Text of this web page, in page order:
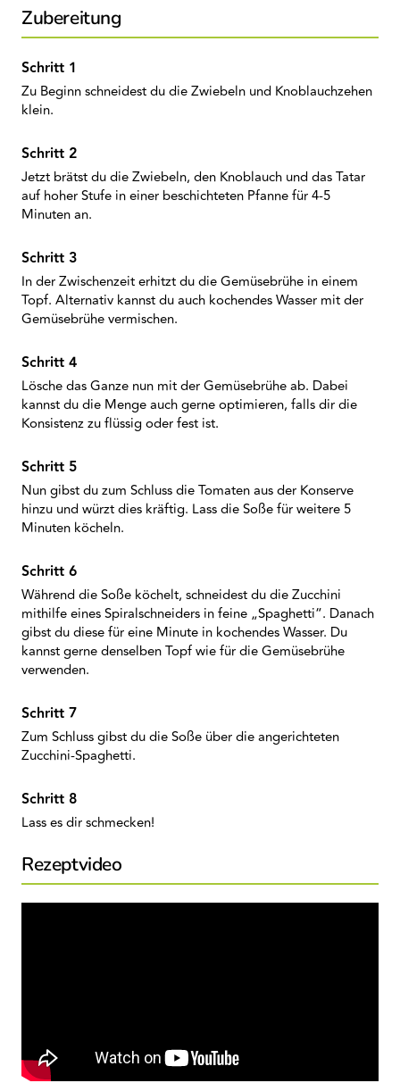
Zubereitung
Zu Beginn schneidest du die Zwiebeln und Knoblauchzehen
klein.
Jetzt brätst du die Zwiebeln, den Knoblauch und das Tatar
auf hoher Stufe in einer beschichteten Pfanne für 4-5
Minuten an.
In der Zwischenzeit erhitzt du die Gemüsebrühe in einem
Topf. Alternativ kannst du auch kochendes Wasser mit der
Gemüsebrühe vermischen.
Lösche das Ganze nun mit der Gemüsebrühe ab. Dabei
kannst du die Menge auch gerne optimieren, falls dir die
Konsistenz zu flüssig oder fest ist.
Nun gibst du zum Schluss die Tomaten aus der Konserve
hinzu und würzt dies kräftig. Lass die Soße für weitere 5
Minuten köcheln.
Während die Soße köchelt, schneidest du die Zucchini
mithilfe eines Spiralschneiders in feine „Spaghetti“. Danach
gibst du diese für eine Minute in kochendes Wasser. Du
kannst gerne denselben Topf wie für die Gemüsebrühe
verwenden.
Zum Schluss gibst du die Soße über die angerichteten
Zucchini-Spaghetti.
Lass es dir schmecken!
Rezeptvideo